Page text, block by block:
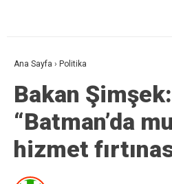
Ana Sayfa › Politika
Bakan Şimşek:
“Batman’da
hizmet